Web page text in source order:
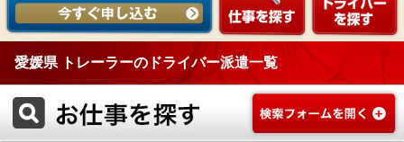
愛媛県 トレーラーのドライバー派遣一覧